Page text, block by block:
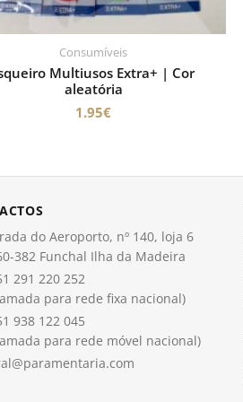
Consumíveis
Multiusos Extra+ | Cor
aleatória
1.95€
do Aeroporto, nº 140, loja 6
382 Funchal Ilha da Madeira
291 220 252
para rede fixa nacional)
938 122 045
para rede móvel nacional)